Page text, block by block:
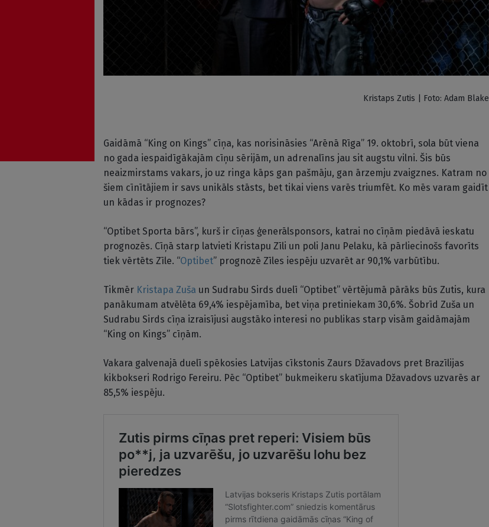
Kristaps Zutis | Foto: Adam Blake
Gaidāmā “King on Kings” cīņa, kas norisināsies “Arēnā Rīga” 19. oktobrī, sola būt viena
no gada iespaidīgākajām cīņu sērijām, un adrenalīns jau sit augstu vilni. Šis būs
neaizmirstams vakars, jo uz ringa kāps gan pašmāju, gan ārzemju zvaigznes. Katram no
šiem cīnītājiem ir savs unikāls stāsts, bet tikai viens varēs triumfēt. Ko mēs varam gaidīt
un kādas ir prognozes?
“Optibet Sporta bārs”, kurš ir cīņas ģenerālsponsors, katrai no cīņām piedāvā ieskatu
prognozēs. Cīņā starp latvieti Kristapu Zīli un poli Janu Pelaku, kā pārliecinošs favorīts
tiek vērtēts Zīle. “Optibet” prognozē Zīles iespēju uzvarēt ar 90,1% varbūtību.
Tikmēr Kristapa Zuša un Sudrabu Sirds duelī “Optibet” vērtējumā pārāks būs Zutis, kura
panākumam atvēlēta 69,4% iespējamība, bet viņa pretiniekam 30,6%. Šobrīd Zuša un
Sudrabu Sirds cīņa izraisījusi augstāko interesi no publikas starp visām gaidāmajām
“King on Kings” cīņām.
Vakara galvenajā duelī spēkosies Latvijas cīkstonis Zaurs Džavadovs pret Brazīlijas
kikbokseri Rodrigo Fereiru. Pēc “Optibet” bukmeikeru skatījuma Džavadovs uzvarēs ar
85,5% iespēju.